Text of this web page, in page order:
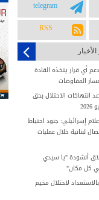
telegram
RSS
أي قرار يتخذه القادة
المفاوضات
الاحتلال بحق
إسرائيلي: جنود احتياط
لبنانية خلال عمليات
أنشودة "يا سيدي
كل مكان"
لاحتلال مخيم